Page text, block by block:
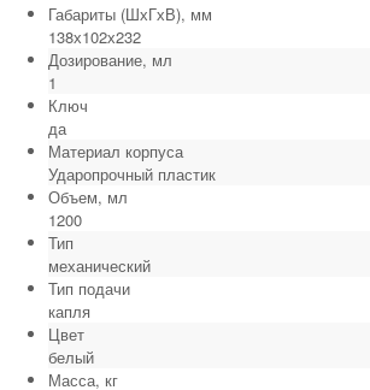
Габариты (ШхГхВ), мм
138х102х232
Дозирование, мл
1
Ключ
да
Материал корпуса
Ударопрочный пластик
Объем, мл
1200
Тип
механический
Тип подачи
капля
Цвет
белый
Масса, кг